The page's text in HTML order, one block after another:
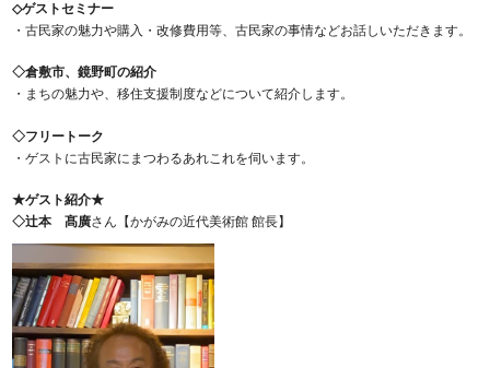
◇ゲストセミナー
・古民家の魅力や購入・改修費用等、古民家の事情などお話しいただきます。
◇倉敷市、鏡野町の紹介
・まちの魅力や、移住支援制度などについて紹介します。
◇フリートーク
・ゲストに古民家にまつわるあれこれを伺います。
★ゲスト紹介★
◇辻本 髙廣さん【かがみの近代美術館 館長】